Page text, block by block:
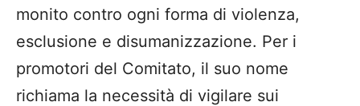
monito contro ogni forma di violenza,
esclusione e disumanizzazione. Per i
promotori del Comitato, il suo nome
richiama la necessità di vigilare sui